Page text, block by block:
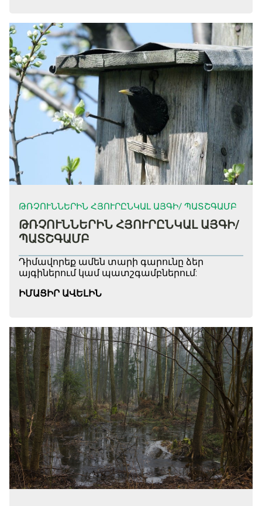
ԹՌՉՈՒՆՆԵՐԻՆ ՀՅՈՒՐԸՆԿԱԼ ԱՅԳԻ/ ՊԱՏՇԳԱՄԲ
ԹՌՉՈՒՆՆԵՐԻՆ ՀՅՈՒՐԸՆԿԱԼ ԱՅԳԻ/
ՊԱՏՇԳԱՄԲ
Դիմավորեք ամեն տարի գարունը ձեր
այգիներում կամ պատշգամբներում:
ԻՄԱՑԻՐ ԱՎԵԼԻՆ